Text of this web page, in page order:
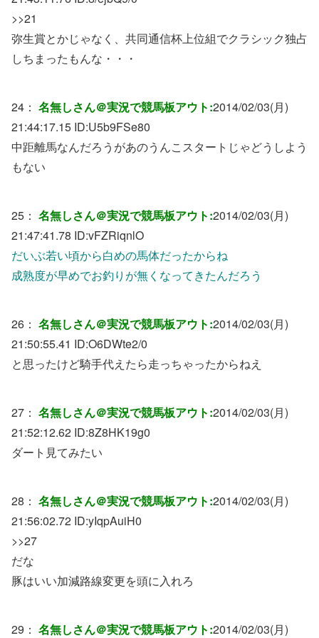
>>21
弥生賞とかじゃなく、共同通信杯上位組でクラシック独占
しちまったもんな・・・
24： 名無しさん＠実況で競馬板アウト:2014/02/03(月)
21:44:17.15 ID:U5b9FSe80
中距離馬なんだろうがあのうんこスタートじゃどうしよう
もない
25： 名無しさん＠実況で競馬板アウト:2014/02/03(月)
21:47:41.78 ID:vFZRiqnlO
だいぶ若い頃から白めの馬体だったからね
成熟度が早めでお釣りが無くなってきたんだろう
26： 名無しさん＠実況で競馬板アウト:2014/02/03(月)
21:50:55.41 ID:O6DWte2/0
と思ったけど騎手代えたら走っちゃったからねえ
27： 名無しさん＠実況で競馬板アウト:2014/02/03(月)
21:52:12.62 ID:8Z8HK19g0
ダート見てみたい
28： 名無しさん＠実況で競馬板アウト:2014/02/03(月)
21:56:02.72 ID:yIqpAuiH0
>>27
だな
豚はいい加減路線変更を頭に入れろ
29： 名無しさん＠実況で競馬板アウト:2014/02/03(月)